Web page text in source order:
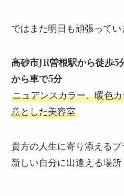
ではまた明日も頑張ってい
高砂市JR曽根駅から徒歩5
から車で5分
ニュアンスカラー、暖色
意とした美容室
貴方の人生に寄り添える
新しい自分に出逢える場